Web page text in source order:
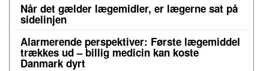
Når det gælder lægemidler, er lægerne sat på
sidelinjen
Alarmerende perspektiver: Første lægemiddel
trækkes ud – billig medicin kan koste
Danmark dyrt